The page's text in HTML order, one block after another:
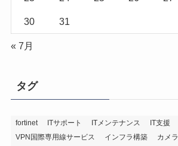
30 31
« 7月
タグ
fortinet ITサポート ITメンテナンス IT支援
VPN国際専用線サービス
インフラ構築 カメラ